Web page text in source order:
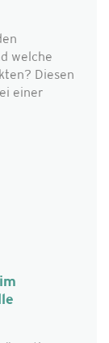
welche
Diesen
einer